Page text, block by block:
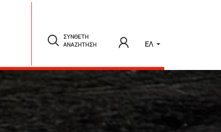
ΣΥΝΘΕΤΗ
ΑΝΑΖΗΤΗΣΗ
ΕΛ